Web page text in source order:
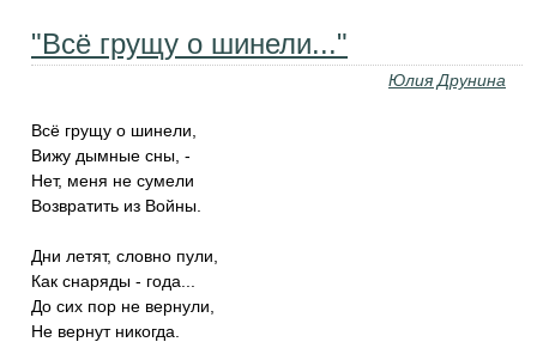
"Всё грущу о шинели..."
Юлия Друнина
Всё грущу о шинели,
Вижу дымные сны, -
Нет, меня не сумели
Возвратить из Войны.
Дни летят, словно пули,
Как снаряды - года...
До сих пор не вернули,
Не вернут никогда.